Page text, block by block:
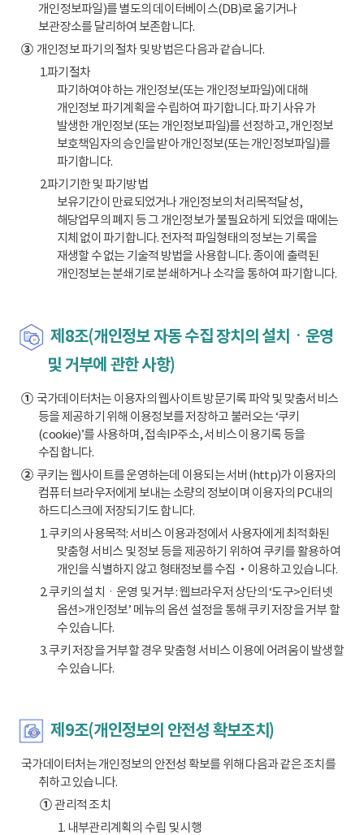
개인정보파일)를 별도의 데이터베이스(DB)로 옮기거나
보관장소를 달리하여 보존합니다.
③개인정보 파기의 절차 및 방법은 다음과 같습니다.
1.파기절차
파기하여야 하는 개인정보(또는 개인정보파일)에 대해
개인정보 파기계획을 수립하여 파기합니다. 파기 사유가
발생한 개인정보(또는 개인정보파일)를 선정하고, 개인정보
보호책임자의 승인을 받아 개인정보(또는 개인정보파일)를
파기합니다.
2.파기기한 및 파기방법
보유기간이 만료되었거나 개인정보의 처리목적달성,
해당업무의 폐지 등 그 개인정보가 불필요하게 되었을 때에는
지체 없이 파기합니다. 전자적 파일형태의 정보는 기록을
재생할 수 없는 기술적 방법을 사용합니다. 종이에 출력된
개인정보는 분쇄기로 분쇄하거나 소각을 통하여 파기합니다.
제8조(개인정보 자동 수집 장치의 설치ㆍ운영
및 거부에 관한 사항)
①국가데이터처는 이용자의 웹사이트 방문기록 파악 및 맞춤서비스
등을 제공하기 위해 이용정보를 저장하고 불러오는 ‘쿠키
(cookie)’를 사용하며, 접속IP주소, 서비스 이용기록 등을
수집합니다.
②쿠키는 웹사이트를 운영하는데 이용되는 서버(http)가 이용자의
컴퓨터 브라우저에게 보내는 소량의 정보이며 이용자의 PC내의
하드디스크에 저장되기도 합니다.
1. 쿠키의 사용목적: 서비스 이용과정에서 사용자에게 최적화된
맞춤형 서비스 및 정보 등을 제공하기 위하여 쿠키를 활용하여
개인을 식별하지 않고 형태정보를 수집‧이용하고 있습니다.
2. 쿠키의 설치ㆍ운영 및 거부 : 웹브라우저 상단의 ‘도구>인터넷
옵션>개인정보’ 메뉴의 옵션 설정을 통해 쿠키 저장을 거부 할
수 있습니다.
3. 쿠키 저장을 거부할 경우 맞춤형 서비스 이용에 어려움이 발생할
수 있습니다.
제9조(개인정보의 안전성 확보조치)
국가데이터처는 개인정보의 안전성 확보를 위해 다음과 같은 조치를
취하고 있습니다.
①관리적 조치
1. 내부관리계획의 수립 및 시행